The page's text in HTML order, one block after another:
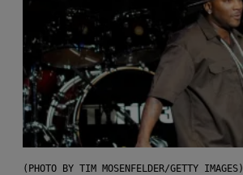
(PHOTO BY TIM MOSENFELDER/GETTY IMAGES)